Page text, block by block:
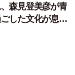
森見登美彦が青
した文化が息づ